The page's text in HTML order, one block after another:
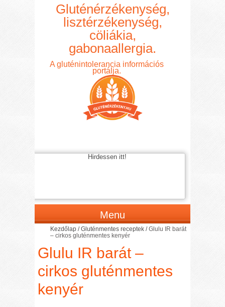
Gluténérzékenység,
lisztérzékenység,
cöliákia,
gabonaallergia.
A gluténintolerancia információs
portálja.
Hirdessen itt!
Menu
Kezdőlap /Gluténmentes receptek /Glulu IR barát
– cirkos gluténmentes kenyér
Glulu IR barát –
cirkos gluténmentes
kenyér